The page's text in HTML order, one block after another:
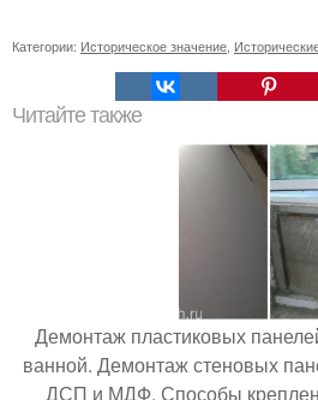
Категории: Историческое значение
Читайте также
Демонтаж пластиковых
ванной. Демонтаж стеновых
ДСП и МДФ. Способы